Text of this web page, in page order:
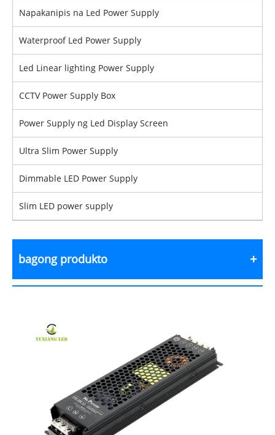
Napakanipis na Led Power Supply
Waterproof Led Power Supply
Led Linear lighting Power Supply
CCTV Power Supply Box
Power Supply ng Led Display Screen
Ultra Slim Power Supply
Dimmable LED Power Supply
Slim LED power supply
bagong produkto